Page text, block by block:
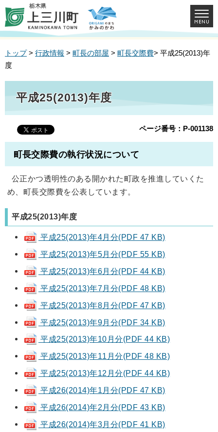
トップ> 行政情報 > 町長の部屋 > 町長交際費> 平成25(2013)年
度
平成25(2013)年度
ページ番号：P-001138
町長交際費の執行状況について
公正かつ透明性のある開かれた町政を推進していくた
め、町長交際費を公表しています。
平成25(2013)年度
平成25(2013)年4月分(PDF 47 KB)
平成25(2013)年5月分(PDF 55 KB)
平成25(2013)年6月分(PDF 44 KB)
平成25(2013)年7月分(PDF 48 KB)
平成25(2013)年8月分(PDF 47 KB)
平成25(2013)年9月分(PDF 34 KB)
平成25(2013)年10月分(PDF 44 KB)
平成25(2013)年11月分(PDF 48 KB)
平成25(2013)年12月分(PDF 44 KB)
平成26(2014)年1月分(PDF 47 KB)
平成26(2014)年2月分(PDF 43 KB)
平成26(2014)年3月分(PDF 41 KB)